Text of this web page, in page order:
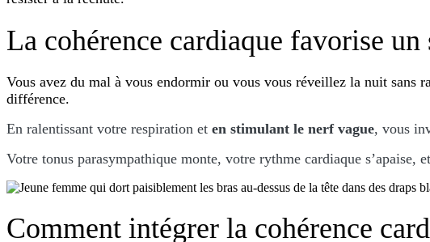
La cohérence cardiaque favorise
Vous avez du mal à vous endormir ou vous vous réveillez la nuit sans
différence.
En ralentissant votre respiration et en stimulant le nerf vague, vous
Votre tonus parasympathique monte, votre rythme cardiaque
Comment intégrer la cohérence